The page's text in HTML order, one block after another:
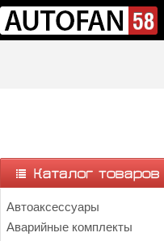
Автоаксессуары
Аварийные комплекты